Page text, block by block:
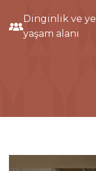
Dinginlik ve
yaşam alanı